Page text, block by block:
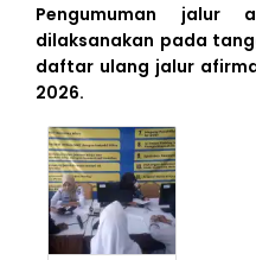
Pengumuman
dilaksanakan pada
daftar ulang jalur
2026.